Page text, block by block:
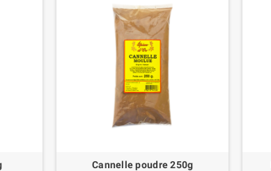
Cannelle poudre 250g